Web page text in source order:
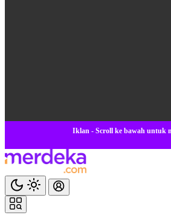
Iklan - Scroll ke bawah untuk